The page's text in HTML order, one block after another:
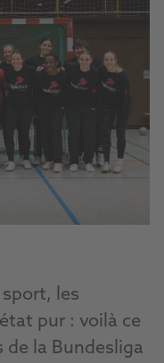
les
pur : voilà ce
de la Bundesliga